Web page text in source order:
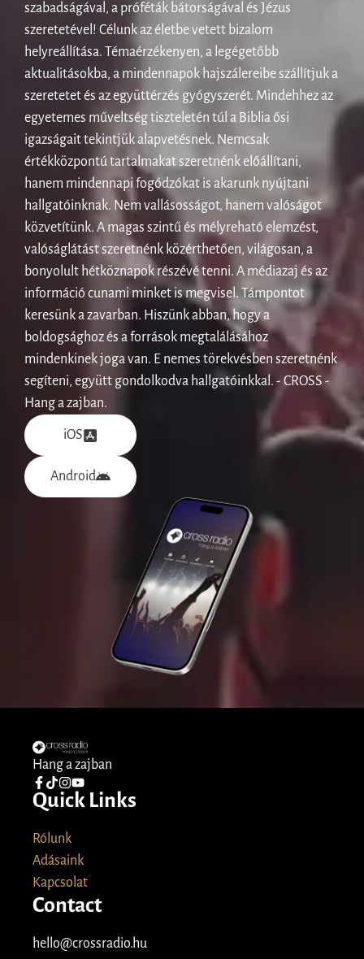
szabadságával, a próféták bátorságával és Jézus
szeretetével! Célunk az életbe vetett bizalom
helyreállítása. Témaérzékenyen, a legégetőbb
aktualitásokba, a mindennapok hajszálereibe szállítjuk a
szeretetet és az együttérzés gyógyszerét. Mindehhez az
egyetemes műveltség tiszteletén túl a Biblia ősi
igazságait tekintjük alapvetésnek. Nemcsak
értékközpontú tartalmakat szeretnénk előállítani,
hanem mindennapi fogódzókat is akarunk nyújtani
hallgatóinknak. Nem vallásosságot, hanem valóságot
közvetítünk. A magas szintű és mélyreható elemzést,
valóságlátást szeretnénk közérthetően, világosan, a
bonyolult hétköznapok részévé tenni. A médiazaj és az
információ cunami minket is megvisel. Támpontot
keresünk a zavarban. Hiszünk abban, hogy a
boldogsághoz és a források megtalálásához
mindenkinek joga van. E nemes törekvésben szeretnénk
segíteni, együtt gondolkodva hallgatóinkkal. - CROSS -
Hang a zajban.
iOS
Android
Hang a zajban
Quick Links
Rólunk
Adásaink
Kapcsolat
Contact
hello@crossradio.hu